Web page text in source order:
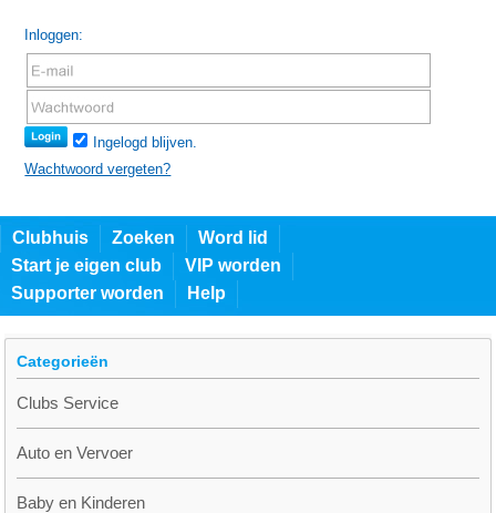
Inloggen:
Ingelogd blijven.
Wachtwoord vergeten?
Clubhuis Zoeken
Word lid
Start je eigen club
VIP worden
Supporter worden
Help
Categorieën
Clubs Service
Auto en Vervoer
Baby en Kinderen